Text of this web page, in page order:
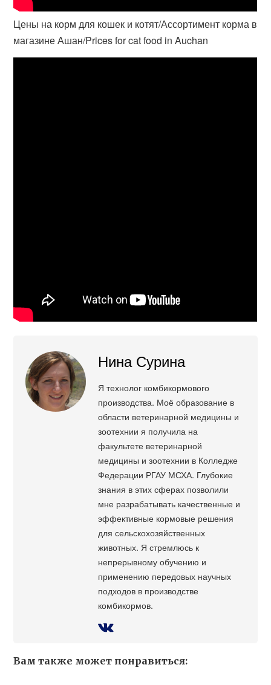
Цены на корм для кошек и котят/Ассортимент корма в
магазине Ашан/Prices for cat food in Auchan
Нина Сурина
Я технолог комбикормового
производства. Моё образование в
области ветеринарной медицины и
зоотехнии я получила на
факультете ветеринарной
медицины и зоотехнии в Колледже
Федерации РГАУ МСХА. Глубокие
знания в этих сферах позволили
мне разрабатывать качественные и
эффективные кормовые решения
для сельскохозяйственных
животных. Я стремлюсь к
непрерывному обучению и
применению передовых научных
подходов в производстве
комбикормов.
Вам также может понравиться: